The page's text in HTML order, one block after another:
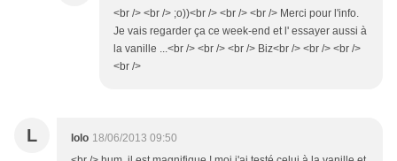
<br /> <br /> ;o))<br /> <br /> <br /> Merci pour l'info.
Je vais regarder ça ce week-end et l' essayer aussi à
la vanille ...<br /> <br /> <br /> Biz<br /> <br /> <br />
<br />
L lolo 18/06/2013 09:50